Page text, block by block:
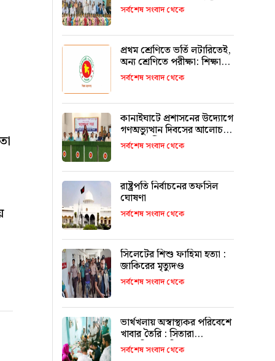
উজ্জ্বল করতে কার্যকর ভূমিকা
রাখবে : কয়েস লোদী
সর্বশেষ সংবাদ থেকে
প্রথম শ্রেণিতে ভর্তি লটারিতেই,
অন্য শ্রেণিতে পরীক্ষা: শিক্ষা
মন্ত্রণালয়
সর্বশেষ সংবাদ থেকে
কানাইঘাটে প্রশাসনের উদ্যোগে
গণঅভ্যুত্থান দিবসের আলোচনা
সভা অনুষ্ঠিত
সর্বশেষ সংবাদ থেকে
রাষ্ট্রপতি নির্বাচনের তফসিল
ঘোষণা
সর্বশেষ সংবাদ থেকে
সিলেটের শিশু ফাহিমা হত্যা :
জাকিরের মৃত্যুদণ্ড
সর্বশেষ সংবাদ থেকে
ভার্থখলায় অস্বাস্থ্যকর পরিবেশে
খাবার তৈরি : সিতারা
বেকারিকে জরিমানা
সর্বশেষ সংবাদ থেকে